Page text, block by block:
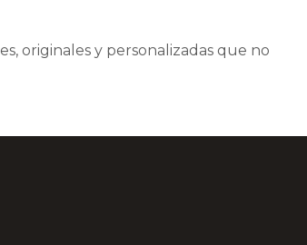
originales y personalizadas que no